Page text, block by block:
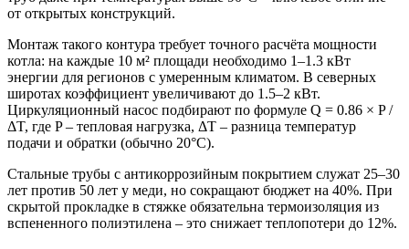
от открытых конструкций.
Монтаж такого контура требует точного расчёта мощности
котла: на каждые 10 м² площади необходимо 1–1.3 кВт
энергии для регионов с умеренным климатом. В северных
широтах коэффициент увеличивают до 1.5–2 кВт.
Циркуляционный насос подбирают по формуле Q = 0.86 × P /
ΔT, где P – тепловая нагрузка, ΔT – разница температур
подачи и обратки (обычно 20°C).
Стальные трубы с антикоррозийным покрытием служат 25–30
лет против 50 лет у меди, но сокращают бюджет на 40%. При
скрытой прокладке в стяжке обязательна термоизоляция из
вспененного полиэтилена – это снижает теплопотери до 12%.